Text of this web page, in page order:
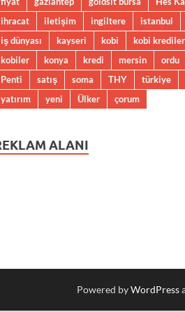
ihracat
iletişim ingiltere istanbul
iş dünyası
kayseri kobi
kobi
kobiler
konya kredi mersin ordu
Penti
satış soma THY türkiye
yatırım
yeni Ülker çorum
ALANI
Powered byWordPress